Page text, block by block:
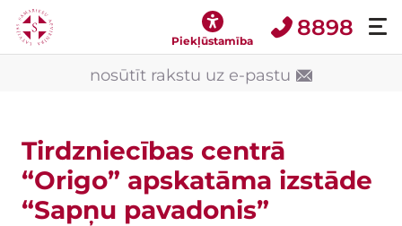
Piekļūstamība 8898
nosūtīt rakstu uz e-pastu
Tirdzniecības centrā
“Origo” apskatāma izstāde
“Sapņu pavadonis”